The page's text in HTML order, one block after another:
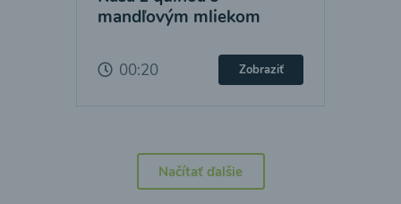
mandľovým mliekom
00:20 Zobraziť
Načítať ďalšie